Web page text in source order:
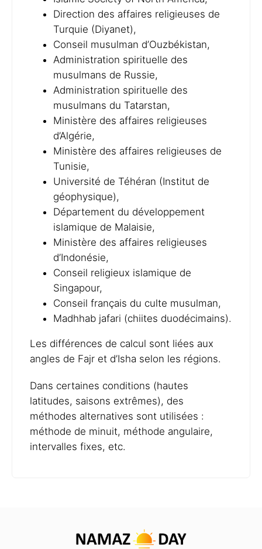
Direction des affaires religieuses de
Turquie (Diyanet),
Conseil musulman d’Ouzbékistan,
Administration spirituelle des
musulmans de Russie,
Administration spirituelle des
musulmans du Tatarstan,
Ministère des affaires religieuses
d’Algérie,
Ministère des affaires religieuses de
Tunisie,
Université de Téhéran (Institut de
géophysique),
Département du développement
islamique de Malaisie,
Ministère des affaires religieuses
d’Indonésie,
Conseil religieux islamique de
Singapour,
Conseil français du culte musulman,
Madhhab jafari (chiites duodécimains).
Les différences de calcul sont liées aux
angles de Fajr et d’Isha selon les régions.
Dans certaines conditions (hautes
latitudes, saisons extrêmes), des
méthodes alternatives sont utilisées :
méthode de minuit, méthode angulaire,
intervalles fixes, etc.